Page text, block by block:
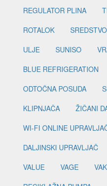
REGULATOR PLINA
ROTALOK
ULJE
SUNISO
BLUE REFRIGERATION
ODTOČNA POSUDA
KLIPNJAČA
ŽIČANI
WI-FI ONLINE
DALJINSKI UPRAVLJAČ
VALUE
VAGE